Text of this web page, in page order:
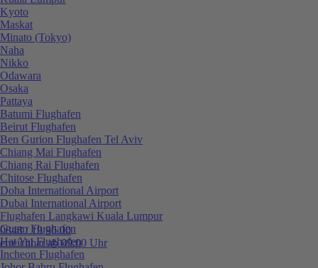
0848 / 19 96 00
erreichbar ab 09:00 Uhr
Kyoto
Maskat
Minato (Tokyo)
Naha
Nikko
Odawara
Osaka
Pattaya
Batumi Flughafen
Beirut Flughafen
Ben Gurion Flughafen Tel Aviv
Chiang Mai Flughafen
Chiang Rai Flughafen
Chitose Flughafen
Doha International Airport
Dubai International Airport
Flughafen Langkawi Kuala Lumpur
Guam Flughafen
Hat Yai Flughafen
Incheon Flughafen